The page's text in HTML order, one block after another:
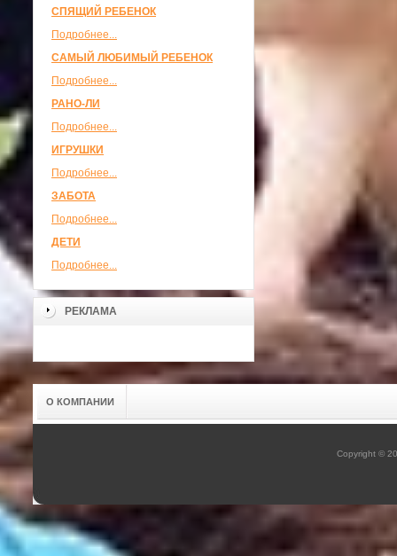
СПЯЩИЙ РЕБЕНОК
Подробнее...
САМЫЙ ЛЮБИМЫЙ РЕБЕНОК
Подробнее...
РАНО-ЛИ
Подробнее...
ИГРУШКИ
Подробнее...
ЗАБОТА
Подробнее...
ДЕТИ
Подробнее...
РЕКЛАМА
О КОМПАНИИ
Copyright ©